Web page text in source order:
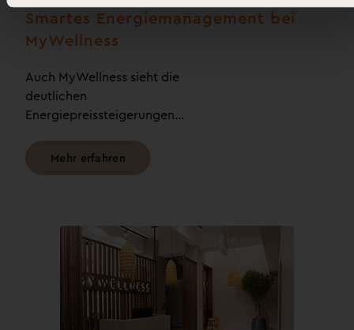
Smartes Energiemanagement bei
MyWellness
Auch MyWellness sieht die
deutlichen
Energiepreissteigerungen…
Mehr erfahren